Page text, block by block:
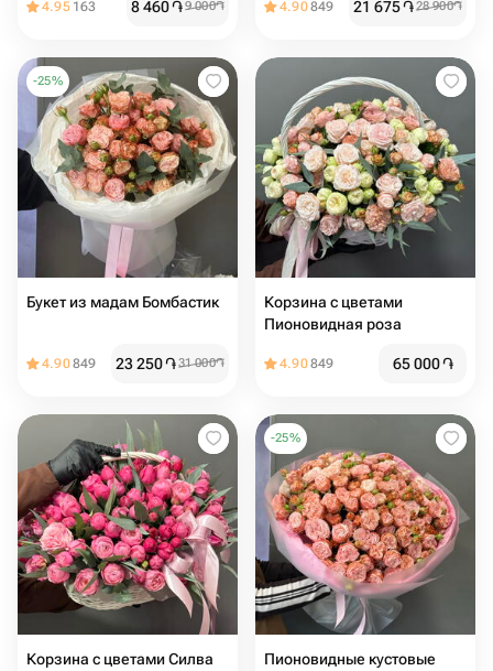
4.95 163 8 460֏9 000֏ 4.90849 21 675֏28 900֏
-25%
Букет из мадам Бомбастик
4.90849 23 250֏31 000֏
Корзина с цветами
Пионовидная роза
4.90849 65 000֏
Корзина с цветами Силва
-25%
Пионовидные кустовые